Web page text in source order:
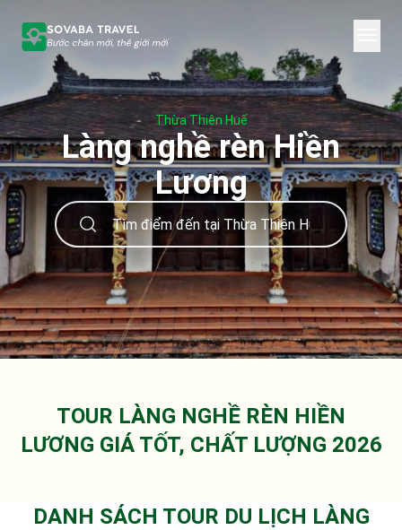
Thừa Thiên Huế
Làng nghề rèn Hiền
Lương
TOUR LÀNG NGHỀ RÈN HIỀN
LƯƠNG GIÁ TỐT, CHẤT LƯỢNG 2026
DANH SÁCH TOUR DU LỊCH LÀNG